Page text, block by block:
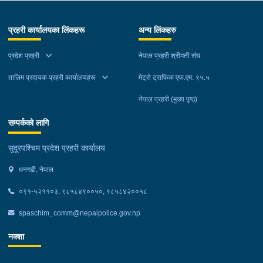
भारतबाट भन्सार छलि गरी ल्याएका अन्दाजी मूल्य रु.२५,६००।– बराबरको
टेडुवा, कञ्चनपुरबाट खटिएको प्रहरीले बेवारिसे अवस्थामा फेला पारी
स्थानहरुबाट अवैध रुपमा भारतबाट भन्सार छलि गरी ल्याएका अन्दाजी मूल्य
रु.७७,०००।– बराबरको बिडी, सुर्ति, सिद्रा माछा लगायतका सामानहरु
प्रहरीले बेवारिसे अवस्थामा फेला पारी नियन्त्रणमा लिएको छ ।
प्रहरी कार्यालयका लिंकहरू
प्रदेश प्रहरी
तालिम प्रदायक प्रहरी कार्यालयहरू
अन्य लिंकहरु
नेपाल प्रहरी श्रीमती संघ
मेट्रो ट्राफिक एफ.एम. ९५.५
नेपाल प्रहरी (मुख्य पृष्ठ)
सम्पर्कको लागि
सुदूरपश्चिम प्रदेश प्रहरी कार्यालय
धनगढी, नेपाल
०९१-५२११०३, ९८५८४९००५०, ९८५८४२००५८
spaschim_comm@nepalpolice.gov.np
नक्शा